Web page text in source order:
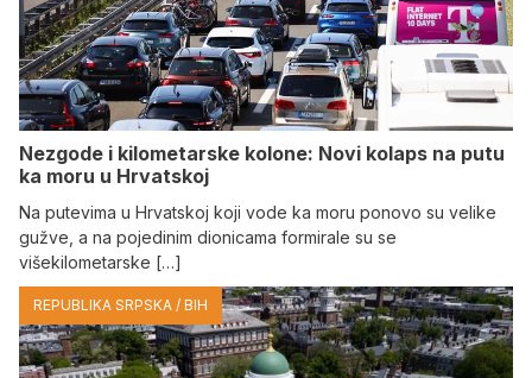
Nezgode i kilometarske kolone: Novi kolaps na putu
ka moru u Hrvatskoj
Na putevima u Hrvatskoj koji vode ka moru ponovo su velike
gužve, a na pojedinim dionicama formirale su se
višekilometarske […]
REPUBLIKA SRPSKA / BIH